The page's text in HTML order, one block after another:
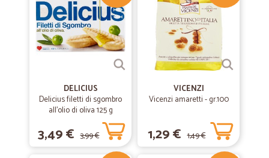
DELICIUS
Delicius filetti di sgombro
all'olio di oliva 125 g
3,49 € 3,99 €
VICENZI
Vicenzi amaretti - gr.100
1,29 € 1,49 €